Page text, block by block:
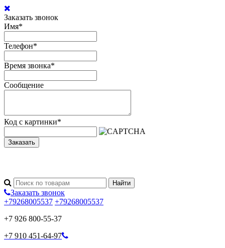
Заказать звонок
Имя*
Телефон*
Время звонка*
Сообщение
Код с картинки*
Заказать
Заказать звонок
+79268005537 +79268005537
+7 926 800-55-37
+7 910 451-64-97